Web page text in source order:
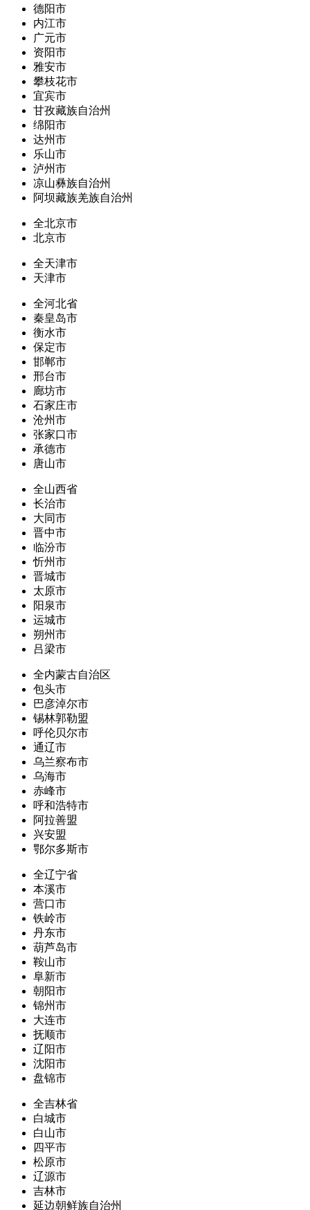
德阳市
内江市
广元市
资阳市
雅安市
攀枝花市
宜宾市
甘孜藏族自治州
绵阳市
达州市
乐山市
泸州市
凉山彝族自治州
阿坝藏族羌族自治州
全北京市
北京市
全天津市
天津市
全河北省
秦皇岛市
衡水市
保定市
邯郸市
邢台市
廊坊市
石家庄市
沧州市
张家口市
承德市
唐山市
全山西省
长治市
大同市
晋中市
临汾市
忻州市
晋城市
太原市
阳泉市
运城市
朔州市
吕梁市
全内蒙古自治区
包头市
巴彦淖尔市
锡林郭勒盟
呼伦贝尔市
通辽市
乌兰察布市
乌海市
赤峰市
呼和浩特市
阿拉善盟
兴安盟
鄂尔多斯市
全辽宁省
本溪市
营口市
铁岭市
丹东市
葫芦岛市
鞍山市
阜新市
朝阳市
锦州市
大连市
抚顺市
辽阳市
沈阳市
盘锦市
全吉林省
白城市
白山市
四平市
松原市
辽源市
吉林市
延边朝鲜族自治州